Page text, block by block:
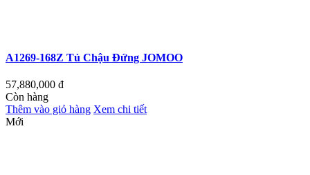
A1269-168Z Tủ Chậu Đứng JOMOO
57,880,000 đ
Còn hàng
Thêm vào giỏ hàng Xem chi tiết
Mới